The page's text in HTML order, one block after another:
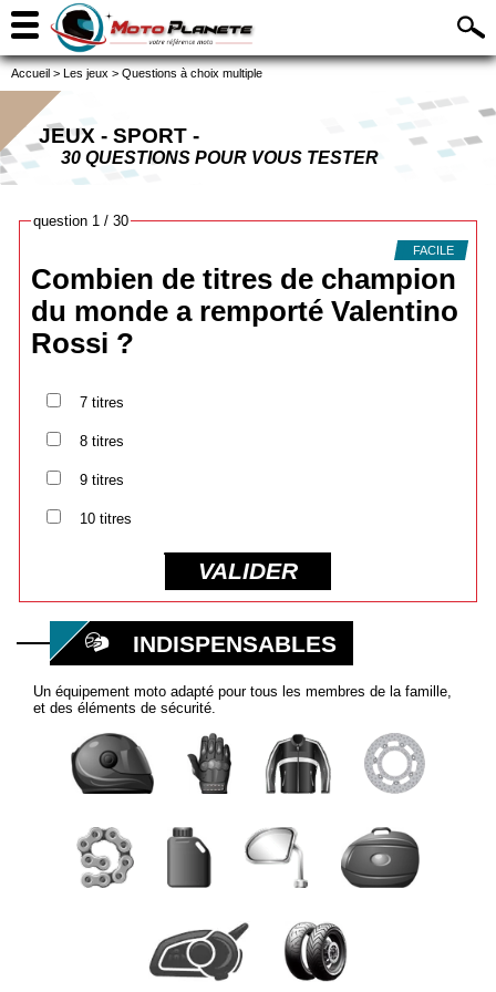
Accueil > Les jeux > Questions à choix multiple
JEUX - SPORT -
30 QUESTIONS POUR VOUS TESTER
question 1 / 30
FACILE
Combien de titres de champion
du monde a remporté Valentino
Rossi ?
7 titres
8 titres
9 titres
10 titres
VALIDER
INDISPENSABLES
Un équipement moto adapté pour tous les membres de la famille,
et des éléments de sécurité.